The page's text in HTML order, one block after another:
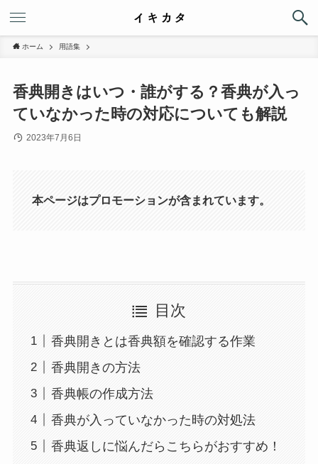
ホーム 用語集
香典開きはいつ・誰がする？香典が入っ
ていなかった時の対応についても解説
2023年7月6日
本ページはプロモーションが含まれています。
目次
香典開きとは香典額を確認する作業
香典開きの方法
香典帳の作成方法
香典が入っていなかった時の対処法
香典返しに悩んだらこちらがおすすめ！